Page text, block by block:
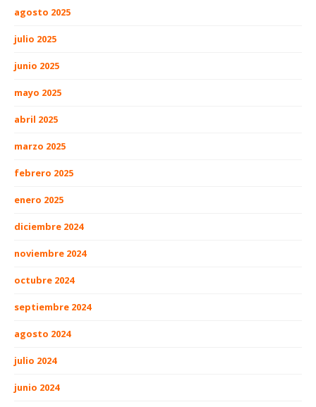
agosto 2025
julio 2025
junio 2025
mayo 2025
abril 2025
marzo 2025
febrero 2025
enero 2025
diciembre 2024
noviembre 2024
octubre 2024
septiembre 2024
agosto 2024
julio 2024
junio 2024